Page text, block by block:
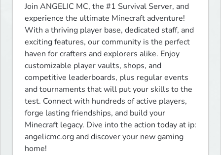
Join ANGELIC MC, the #1 Survival Server, and
experience the ultimate Minecraft adventure!
With a thriving player base, dedicated staff, and
exciting features, our community is the perfect
haven for crafters and explorers alike. Enjoy
customizable player vaults, shops, and
competitive leaderboards, plus regular events
and tournaments that will put your skills to the
test. Connect with hundreds of active players,
forge lasting friendships, and build your
Minecraft legacy. Dive into the action today at ip:
angelicmc.org and discover your new gaming
home!